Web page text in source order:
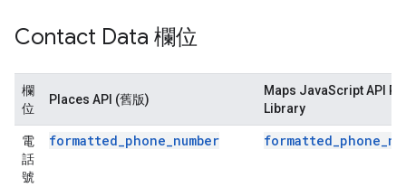
Contact Data 欄位
欄
位
Places API (舊版)
Maps JavaScript API
Library
電
話
號
formatted_phone_number